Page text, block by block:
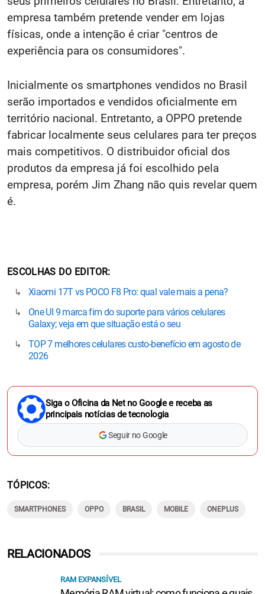
empresa também pretende vender em lojas
físicas, onde a intenção é criar "centros de
experiência para os consumidores".
Inicialmente os smartphones vendidos no Brasil
serão importados e vendidos oficialmente em
território nacional. Entretanto, a OPPO pretende
fabricar localmente seus celulares para ter preços
mais competitivos. O distribuidor oficial dos
produtos da empresa já foi escolhido pela
empresa, porém Jim Zhang não quis revelar quem
é.
ESCOLHAS DO EDITOR
Xiaomi 17T vs POCO F8 Pro: qual vale mais a pena?
One UI 9 marca fim do suporte para vários celulares
Galaxy; veja em que situação está o seu
TOP 7 melhores celulares custo-benefício em agosto de
2026
Siga o Oficina da Net no Google e receba as
principais notícias de tecnologia
Seguir no Google
TÓPICOS
SMARTPHONES OPPO BRASIL MOBILE ONEPLUS
RELACIONADOS
RAM EXPANSÍVEL